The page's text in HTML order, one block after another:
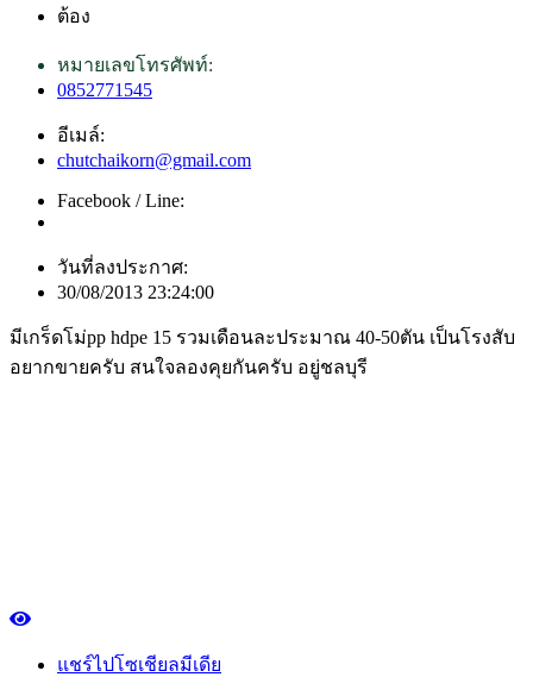
ต้อง
หมายเลขโทรศัพท์:
0852771545
อีเมล์:
chutchaikorn@gmail.com
Facebook / Line:
วันที่ลงประกาศ:
30/08/2013 23:24:00
มีเกร็ดโม่pp hdpe 15 รวมเดือนละประมาณ 40-50ตัน เป็นโรงสับ
อยากขายครับ สนใจลองคุยกันครับ อยู่ชลบุรี
แชร์ไปโซเชียลมีเดีย